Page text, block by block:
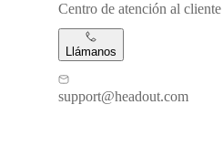
Centro de atención al cliente
Llámanos
support@headout.com